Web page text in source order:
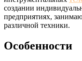
создании
предприятиях,
различной техники.
Особенности